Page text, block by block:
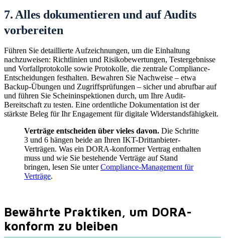
7. Alles dokumentieren und auf Audits
vorbereiten
Führen Sie detaillierte Aufzeichnungen, um die Einhaltung
nachzuweisen: Richtlinien und Risikobewertungen, Testergebnisse
und Vorfallprotokolle sowie Protokolle, die zentrale Compliance-
Entscheidungen festhalten. Bewahren Sie Nachweise – etwa
Backup-Übungen und Zugriffsprüfungen – sicher und abrufbar auf
und führen Sie Scheininspektionen durch, um Ihre Audit-
Bereitschaft zu testen. Eine ordentliche Dokumentation ist der
stärkste Beleg für Ihr Engagement für digitale Widerstandsfähigkeit.
Verträge entscheiden über vieles davon. Die Schritte
3 und 6 hängen beide an Ihren IKT-Drittanbieter-
Verträgen. Was ein DORA-konformer Vertrag enthalten
muss und wie Sie bestehende Verträge auf Stand
bringen, lesen Sie unterCompliance-Management für
Verträge.
Bewährte Praktiken, um DORA-
konform zu bleiben